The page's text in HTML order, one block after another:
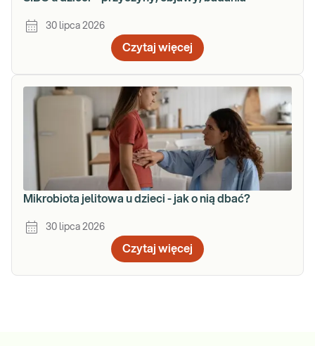
30 lipca 2026
Czytaj więcej
Mikrobiota jelitowa u dzieci - jak o nią dbać?
30 lipca 2026
Czytaj więcej